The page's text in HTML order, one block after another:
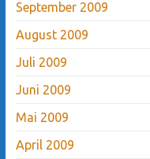
September 2009
August 2009
Juli 2009
Juni 2009
Mai 2009
April 2009